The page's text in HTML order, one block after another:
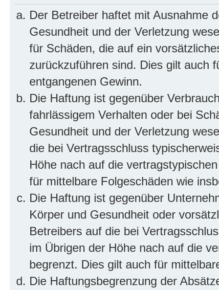
Der Betreiber haftet mit Ausnahme
Gesundheit und der Verletzung
für Schäden, die auf ein
zurückzuführen sind. Dies gilt auch
entgangenen Gewinn.
Die Haftung ist gegenüber
fahrlässigem Verhalten oder bei
Gesundheit und der Verletzung
die bei Vertragsschluss
Höhe nach auf die
für mittelbare Folgeschäden wie
Die Haftung ist gegenüber
Körper und Gesundheit oder
Betreibers auf die bei
im Übrigen der Höhe nach auf die
begrenzt. Dies gilt auch für
Die Haftungsbegrenzung der